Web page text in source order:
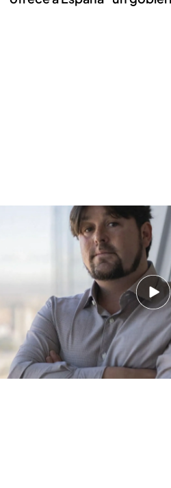
Los audios donde una militante del
"No necesito a todo el mundo, solo a